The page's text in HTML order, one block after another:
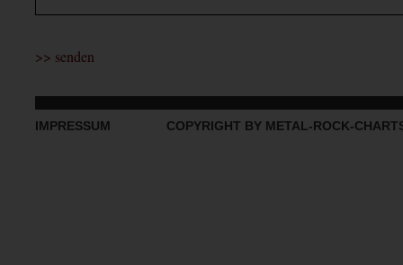
IMPRESSUM COPYRIGHT BY METAL-ROCK-